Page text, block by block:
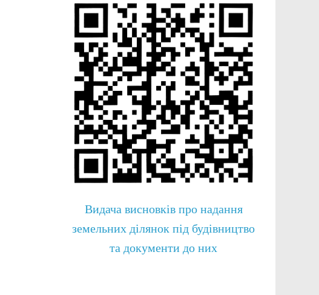
Видача висновків про надання
земельних ділянок під будівництво
та документи до них